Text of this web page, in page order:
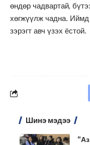
өндөр чадвартай,
хөгжүүлж чадна. Иймд
зэрэгт авч үзэх ёстой.
Шинэ мэдээ